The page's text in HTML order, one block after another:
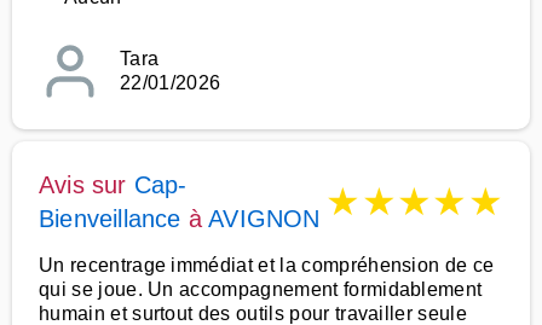
Tara
22/01/2026
Avis sur Cap-
Bienveillance àAVIGNON ★★★★★
Un recentrage immédiat et la compréhension de ce
qui se joue. Un accompagnement formidablement
humain et surtout des outils pour travailler seule